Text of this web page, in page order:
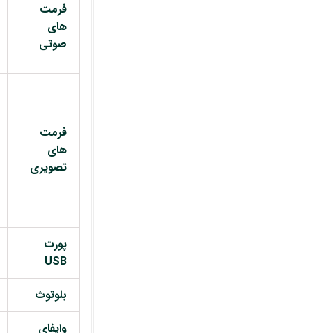
فرمت
های
صوتی
فرمت
های
تصویری
پورت
USB
بلوتوث
وایفای